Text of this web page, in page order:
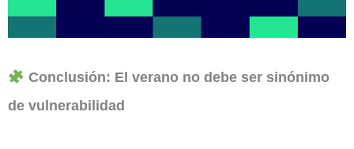
Conclusión: El verano no debe ser sinónimo
de vulnerabilidad